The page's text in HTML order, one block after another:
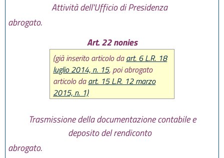
Attività dell'Ufficio di Presidenza
abrogato.
Art. 22 nonies
(già inserito articolo daart. 6 L.R. 18
luglio 2014, n. 15, poi abrogato
articolo daart. 15 L.R. 12 marzo
2015, n. 1)
Trasmissione della documentazione contabile e
deposito del rendiconto
abrogato.